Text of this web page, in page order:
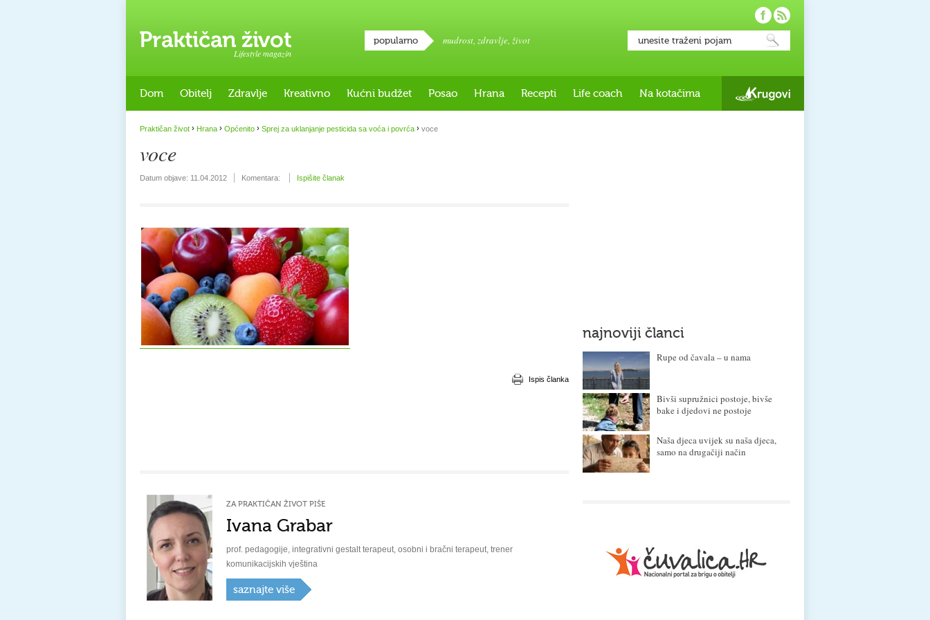
Lifestyle magazin
popularno mudrost, zdravlje, život
Dom Obitelj Zdravlje Kreativno Kućni budžet Posao Hrana Recepti Life coach Na kotačima
Praktičan život › Hrana › Općenito › Sprej za uklanjanje pesticida sa voća i povrća › voce
voce
Datum objave: 11.04.2012 Komentara: Ispišite članak
Ispis članka
ZA PRAKTIČAN ŽIVOT PIŠE
Ivana Grabar
prof. pedagogije, integrativni gestalt terapeut, osobni i bračni terapeut, trener
komunikacijskih vještina
saznajte više
najnoviji članci
Rupe od čavala – u nama
Bivši supružnici postoje, bivše
bake i djedovi ne postoje
Naša djeca uvijek su naša djeca,
samo na drugačiji način